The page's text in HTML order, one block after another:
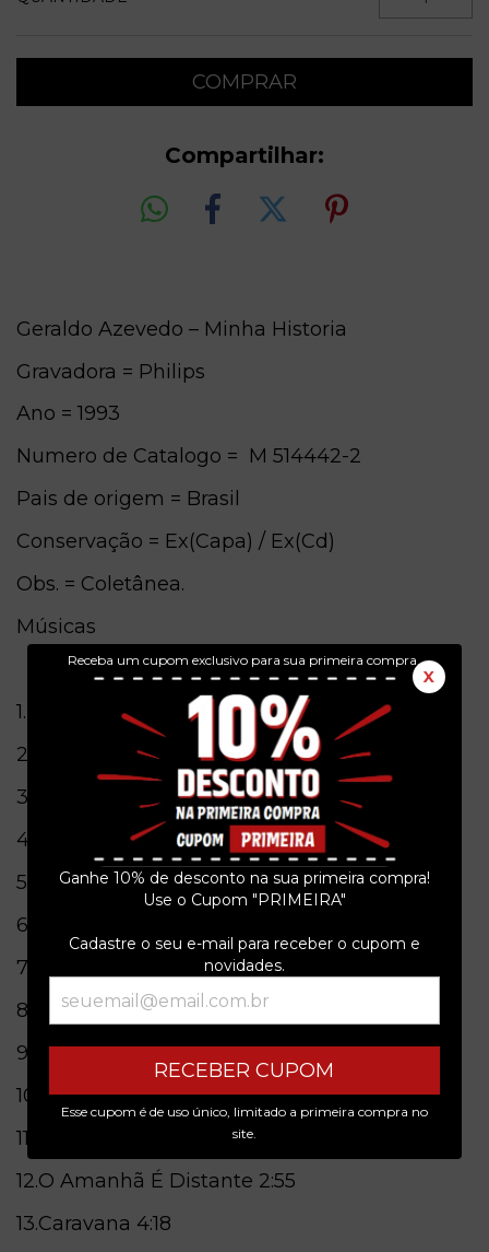
Receba um cupom exclusivo para sua primeira compra.
X
Ganhe 10% de desconto na sua primeira compra!
Use o Cupom "PRIMEIRA"
Cadastre o seu e-mail para receber o cupom e
novidades.
RECEBER CUPOM
Esse cupom é de uso único, limitado a primeira compra no
site.
Compartilhar:
Geraldo Azevedo – Minha Historia
Gravadora = Philips
Ano = 1993
Numero de Catalogo = M 514442-2
Pais de origem = Brasil
Conservação = Ex(Capa) / Ex(Cd)
Obs. = Coletânea.
Músicas
1.Dia Branco
2.Canta Coração
4:24
3.Terra À Vista
2:52
4.Caravelas
2:33
5.Chorando E Cantando 4:14
6.Inclinações Musicais
7.Menina Do Lido
3:15
8.Canção Da Despedida 4:38
9.Moça Bonita 2:12
10.Acende-me 3:04
11.Sabor Colorido
12.O Amanhã É Distante 2:55
13.Caravana 4:18